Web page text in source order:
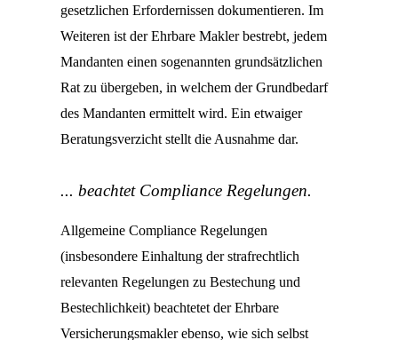
gesetzlichen Erfordernissen dokumentieren. Im
Weiteren ist der Ehrbare Makler bestrebt, jedem
Mandanten einen sogenannten grundsätzlichen
Rat zu übergeben, in welchem der Grundbedarf
des Mandanten ermittelt wird. Ein etwaiger
Beratungsverzicht stellt die Ausnahme dar.
... beachtet Compliance Regelungen.
Allgemeine Compliance Regelungen
(insbesondere Einhaltung der strafrechtlich
relevanten Regelungen zu Bestechung und
Bestechlichkeit) beachtetet der Ehrbare
Versicherungsmakler ebenso, wie sich selbst